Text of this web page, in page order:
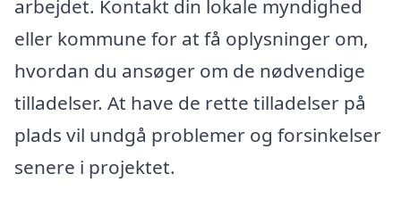
arbejdet. Kontakt din lokale myndighed
eller kommune for at få oplysninger om,
hvordan du ansøger om de nødvendige
tilladelser. At have de rette tilladelser på
plads vil undgå problemer og forsinkelser
senere i projektet.